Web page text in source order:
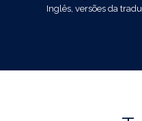
Inglês, versões da